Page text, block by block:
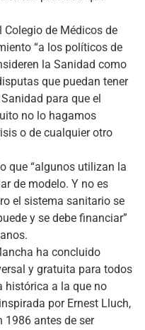
Colegio de Médicos de
“a los políticos de
la Sanidad como
que puedan tener
para que el
no lo hagamos
o de cualquier otro
que “algunos utilizan la
de modelo. Y no es
el sistema sanitario se
y se debe financiar”
ha concluido
y gratuita para todos
histórica a la que no
por Ernest Lluch,
1986 antes de ser